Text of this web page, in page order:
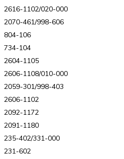
2616-1102/020-000
2070-461/998-606
804-106
734-104
2604-1105
2606-1108/010-000
2059-301/998-403
2606-1102
2092-1172
2091-1180
235-402/331-000
231-602